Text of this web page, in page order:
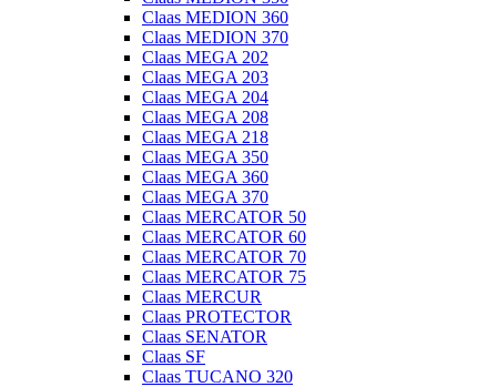
Claas MEDION 360
Claas MEDION 370
Claas MEGA 202
Claas MEGA 203
Claas MEGA 204
Claas MEGA 208
Claas MEGA 218
Claas MEGA 350
Claas MEGA 360
Claas MEGA 370
Claas MERCATOR 50
Claas MERCATOR 60
Claas MERCATOR 70
Claas MERCATOR 75
Claas MERCUR
Claas PROTECTOR
Claas SENATOR
Claas SF
Claas TUCANO 320